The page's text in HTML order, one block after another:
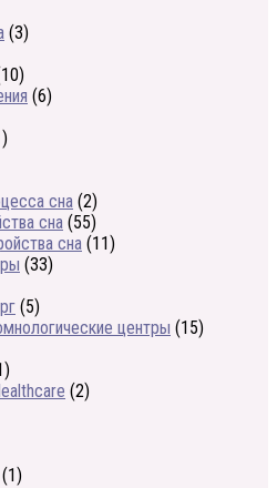
(3)
(6)
сна (2)
сна (55)
сна (11)
(33)
(5)
центры (15)
(2)
(1)